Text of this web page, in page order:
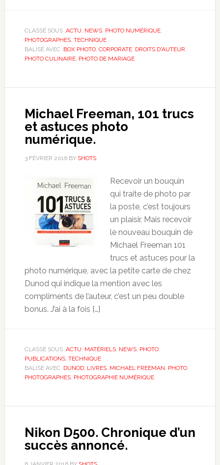
CLASSÉ SOUS :ACTU NEWS, PHOTO NUMÉRIQUE,
PHOTOGRAPHES, TECHNIQUE
BALISÉ AVEC :BOX PHOTO, CORPORATE, DROITS D'AUTEUR
PHOTO CULINAIRE, PHOTO DE MARIAGE
Michael Freeman, 101 trucs
et astuces photo
numérique.
3 FÉVRIER 2016BY SHOTS
Recevoir un bouquin
qui traite de photo par
la poste, c’est toujours
un plaisir. Mais recevoir
le nouveau bouquin de
Michael Freeman 101
trucs et astuces pour la
photo numérique, avec la petite carte de chez
Dunod qui indique la mention avec les
compliments de l’auteur, c’est un peu double
bonus. J’ai à la fois […]
CLASSÉ SOUS :ACTU MATÉRIELS, NEWS, PHOTO,
PUBLICATIONS, TECHNIQUE
BALISÉ AVEC :DUNOD, LIVRES, MICHAEL FREEMAN PHOTO,
PHOTOGRAPHES, PHOTOGRAPHIE NUMÉRIQUE
Nikon D500. Chronique d’un
succès annoncé.